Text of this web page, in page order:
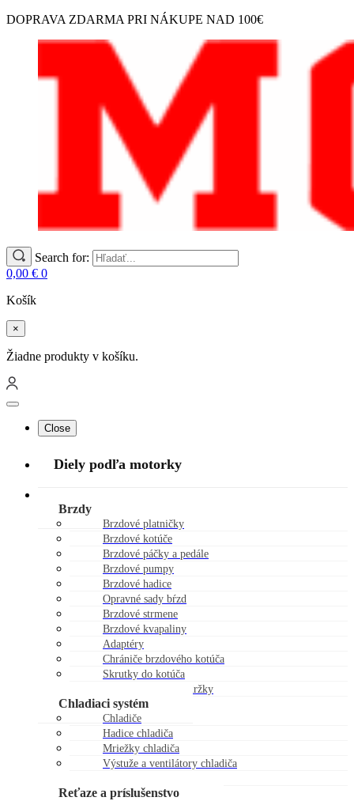
DOPRAVA ZDARMA PRI NÁKUPE NAD 100€
Search for:
0,00 € 0
Košík
×
Žiadne produkty v košíku.
Close
Diely podľa motorky
Brzdy
Brzdové platničky
Brzdové kotúče
Brzdové páčky a pedále
Brzdové pumpy
Brzdové hadice
Opravné sady bŕzd
Brzdové strmene
Brzdové kvapaliny
Adaptéry
Chrániče brzdového kotúča
Skrutky do kotúča
Viečka brzdovej nádržky
Chladiaci systém
Chladiče
Hadice chladiča
Mriežky chladiča
Výstuže a ventilátory chladiča
Reťaze a príslušenstvo